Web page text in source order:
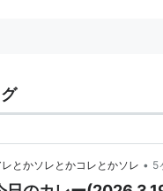
レとかソレとかコレとかソレ • 5